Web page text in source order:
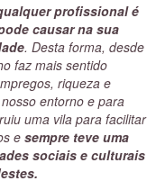
profissional é
causar na sua
. Desta forma, desde
faz mais sentido
riqueza e
entorno e para
uma vila para facilitar
e sempre teve uma
sociais e culturais